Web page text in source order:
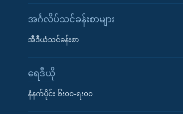
အင်္ဂလိပ်သင်ခန်းစာများ
အီဒီယံသင်ခန်းစာ
ရေဒီယို
နံနက်ပိုင်း ၆း၀၀-ရး၀၀